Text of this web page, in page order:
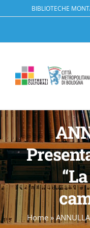
contenuto
BIBLIOTECHE
Home»